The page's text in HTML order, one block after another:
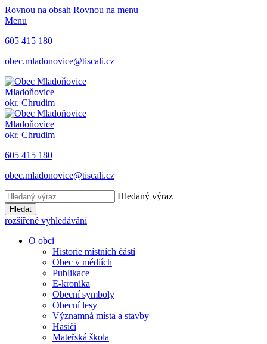
Rovnou na obsah Rovnou na menu
Menu
605 415 180
obec.mladonovice@tiscali.cz
Mladoňovice
okr. Chrudim
Mladoňovice
okr. Chrudim
605 415 180
obec.mladonovice@tiscali.cz
Hledaný výraz
Hledat
rozšířené vyhledávání
O obci
Historie místních částí
Obec v médiích
Publikace
E-kronika
Obecní symboly
Obecní lesy
Významná místa a stavby
Hasiči
Mateřská škola